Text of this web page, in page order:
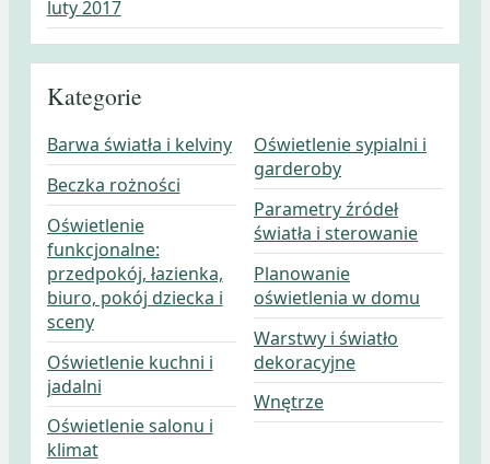
luty 2017
Kategorie
Barwa światła i kelviny
Beczka rożności
Oświetlenie
funkcjonalne:
przedpokój, łazienka,
biuro, pokój dziecka i
sceny
Oświetlenie kuchni i
jadalni
Oświetlenie salonu i
klimat
Oświetlenie sypialni i
garderoby
Parametry źródeł
światła i sterowanie
Planowanie
oświetlenia w domu
Warstwy i światło
dekoracyjne
Wnętrze